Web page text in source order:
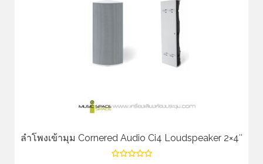
ลำโพงเข้ามุม Cornered Audio Ci4 Loudspeaker 2×4″